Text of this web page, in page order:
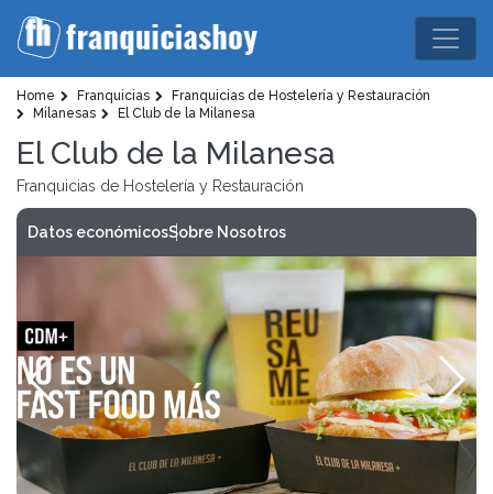
Home Franquicias
Franquicias de Hostelería y Restauración
Milanesas
El Club de la Milanesa
El Club de la Milanesa
Franquicias de Hostelería y Restauración
Datos económicosSobre Nosotros